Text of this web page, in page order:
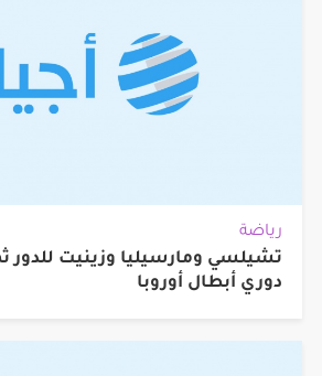
رياضة
تشيلسي ومارسيليا وزينيت للدور
دوري أبطال أوروبا